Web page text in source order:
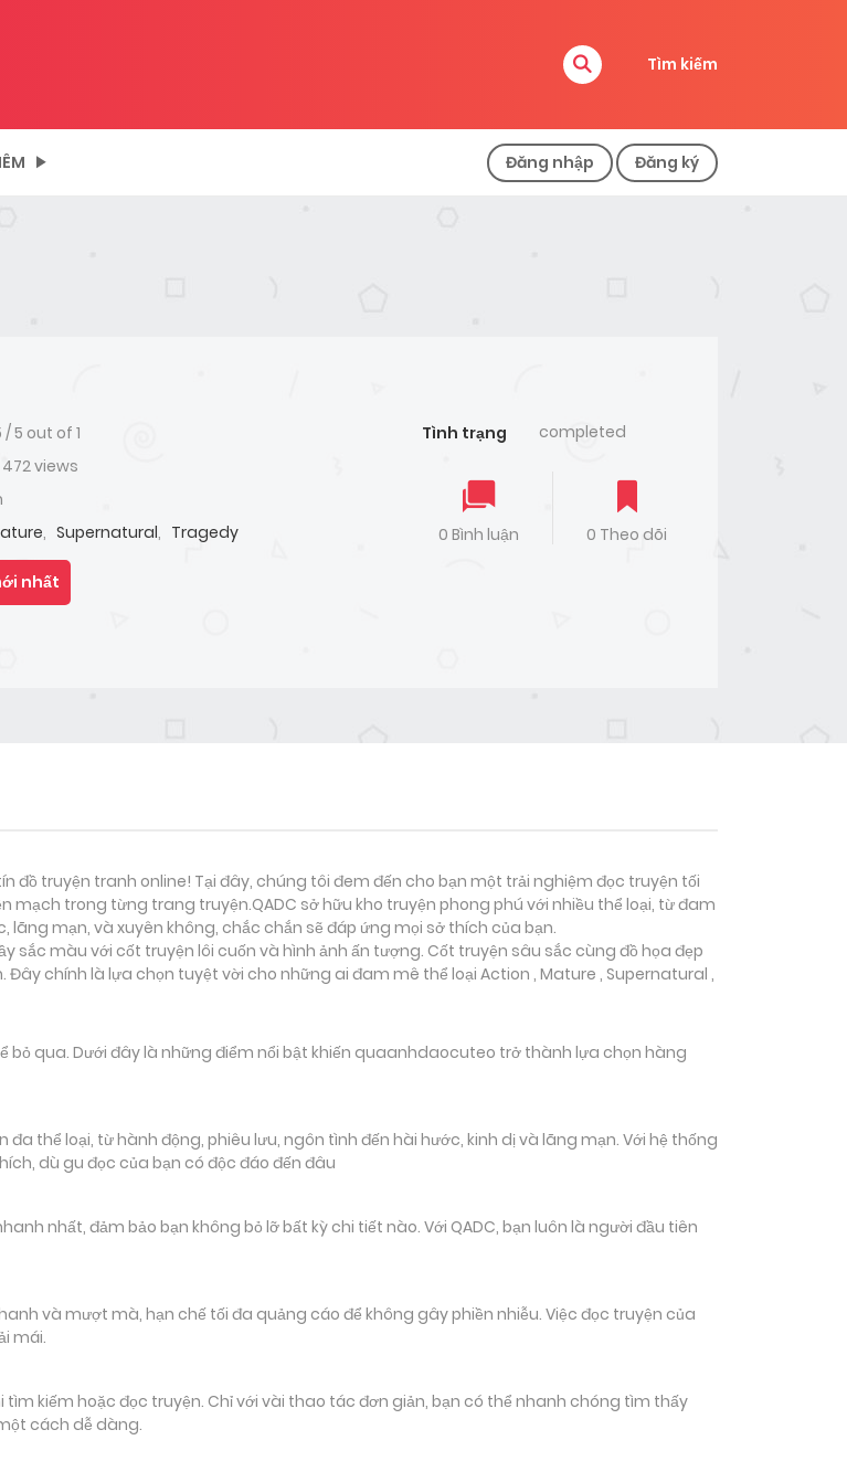
Tìm kiếm
Đăng nhập Đăng ký
/5 out of 1
views
, Supernatural, Tragedy
Tình trạng completed
0 Bình luận 0 Theo dõi
nhất
đồ truyện tranh online! Tại đây, chúng tôi đem đến cho bạn một trải nghiệm đọc truyện tối
trong từng trang truyện.QADC sở hữu kho truyện phong phú với nhiều thể loại, từ đam
lãng mạn, và xuyên không, chắc chắn sẽ đáp ứng mọi sở thích của bạn.
sắc màu với cốt truyện lôi cuốn và hình ảnh ấn tượng. Cốt truyện sâu sắc cùng đồ họa đẹp
chính là lựa chọn tuyệt vời cho những ai đam mê thể loại Action , Mature , Supernatural ,
bỏ qua. Dưới đây là những điểm nổi bật khiến quaanhdaocuteo trở thành lựa chọn hàng
thể loại, từ hành động, phiêu lưu, ngôn tình đến hài hước, kinh dị và lãng mạn. Với hệ thống
dù gu đọc của bạn có độc đáo đến đâu
nhất, đảm bảo bạn không bỏ lỡ bất kỳ chi tiết nào. Với QADC, bạn luôn là người đầu tiên
và mượt mà, hạn chế tối đa quảng cáo để không gây phiền nhiễu. Việc đọc truyện của
mái.
kiếm hoặc đọc truyện. Chỉ với vài thao tác đơn giản, bạn có thể nhanh chóng tìm thấy
cách dễ dàng.